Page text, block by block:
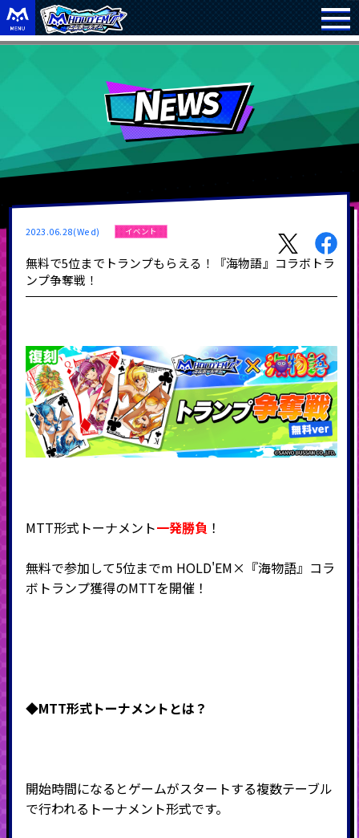
2023.06.28(Wed) イベント
無料で5位までトランプもらえる！『海物語』コラボトラ
ンプ争奪戦！
MTT形式トーナメント一発勝負 ！
無料で参加して5位までm HOLD'EM×『海物語』コラ
ボトランプ獲得のMTTを開催！
◆MTT形式トーナメントとは？
開始時間になるとゲームがスタートする複数テーブル
で行われるトーナメント形式です。